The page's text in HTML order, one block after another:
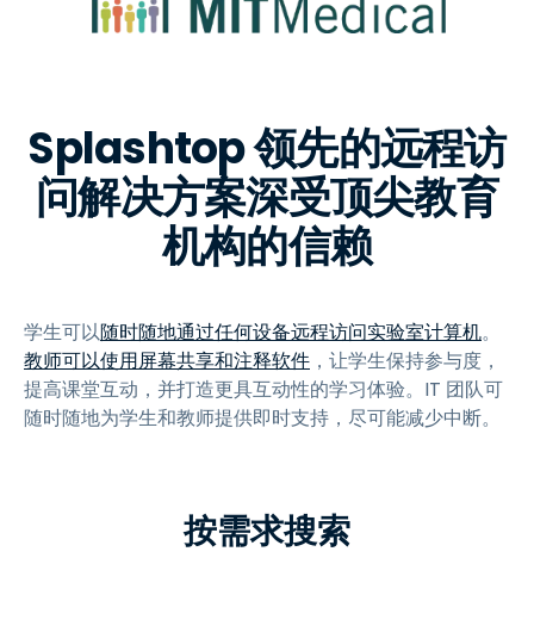
Splashtop 领先的远程访
问解决方案深受顶尖教育
机构的信赖
学生可以随时随地通过任何设备远程访问实验室计算机。
教师可以使用屏幕共享和注释软件 ，让学生保持参与度，
提高课堂互动，并打造更具互动性的学习体验。IT 团队可
随时随地为学生和教师提供即时支持，尽可能减少中断。
按需求搜索